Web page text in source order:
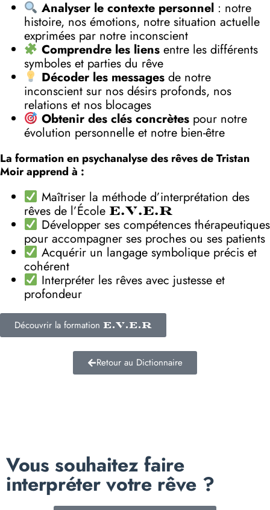
Analyser le contexte personnel: notre
histoire, nos émotions, notre situation actuelle
exprimées par notre inconscient
Comprendre les liensentre les différents
symboles et parties du rêve
Décoder les messagesde notre
inconscient sur nos désirs profonds, nos
relations et nos blocages
Obtenir des clés concrètespour notre
évolution personnelle et notre bien-être
La formation en psychanalyse des rêves de Tristan
Moir apprend à :
Maîtriser la méthode d’interprétation des
rêves de l’École E.V.E.R
Développer ses compétences thérapeutiques
pour accompagner ses proches ou ses patients
Acquérir un langage symbolique précis et
cohérent
Interpréter les rêves avec justesse et
profondeur
Découvrir la formation E.V.E.R
Retour au Dictionnaire
Vous souhaitez faire
interpréter votre rêve ?